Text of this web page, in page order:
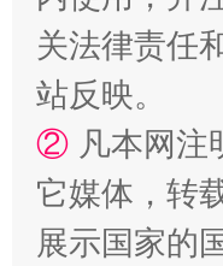
国家大学科技
关法律责任
站反映。
② 凡本网注
它媒体，转
展示国家的